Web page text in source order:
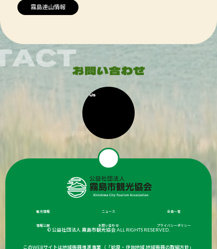
霧島連山情報
観光情報 ニュース 会員一覧
情報公開 お問い合わせ プライバシーポリシー
© 公益社団法人 霧島市観光協会 ALL RIGHTS RESERVED.
このWEBサイトは地域振興推進事業（「姶良・伊佐地域 地域振興の取組方針」